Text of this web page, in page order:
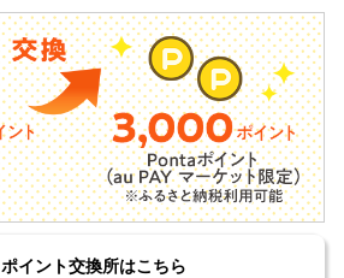
ポイント交換所はこちら